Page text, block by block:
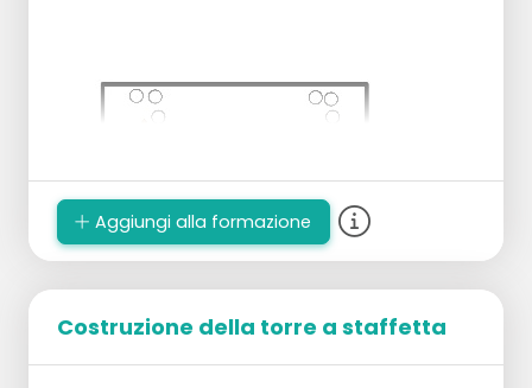
Aggiungi alla formazione
Costruzione della torre a staffetta